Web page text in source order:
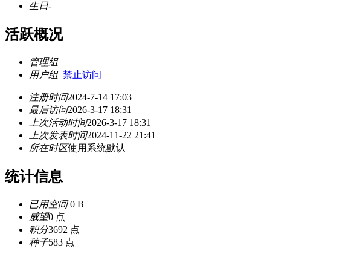
生日-
活跃概况
管理组
用户组 禁止访问
注册时间2024-7-14 17:03
最后访问2026-3-17 18:31
上次活动时间2026-3-17 18:31
上次发表时间2024-11-22 21:41
所在时区使用系统默认
统计信息
已用空间0 B
威望0 点
积分3692 点
种子583 点